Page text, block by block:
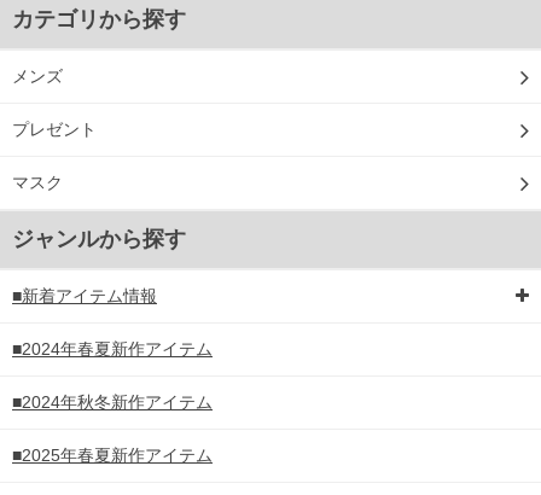
カテゴリから探す
メンズ
プレゼント
マスク
ジャンルから探す
■新着アイテム情報
■2024年春夏新作アイテム
■2024年秋冬新作アイテム
■2025年春夏新作アイテム